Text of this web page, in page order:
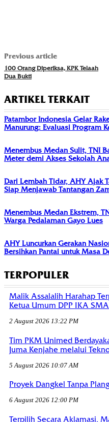
Previous article
100 Orang Diperiksa, KPK Telaah
Dua Bukti
ARTIKEL TERKAIT
Patambor Indonesia Gelar
Manurung: Evaluasi Program
Menembus Medan Sulit, TNI
Meter demi Akses Sekolah
Dari Lembah Tidar, AHY Ajak
Siap Menjawab Tantangan
Menembus Medan Ekstrem,
Warga Pedalaman Gayo Lues
AHY Luncurkan Gerakan
Bersihkan Pantai untuk Masa
TERPOPULER
Malik Assalalih Harahap
Ketua Umum DPP IKA
2 August 2026 13:22 PM
Tim PKM Unimed
Juma Kenjahe melalui
5 August 2026 10:07 AM
Proyek Dangkel Tanpa
6 August 2026 12:00 PM
Terpilih Secara Aklamasi,